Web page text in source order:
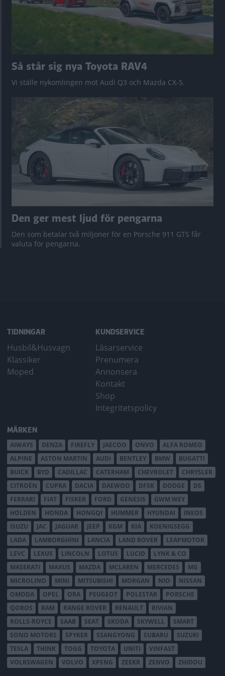
Så står sig nya Toyota RAV4
Vi ställe nykomlingen mot Audi Q3 och Mazda CX-5.
Den ger mest ljud för pengarna
Den som betalar två miljoner för en Porsche 911 GTS får
valuta för pengarna.
TIDNINGAR
Husbil&Husvagn
Klassiker
Moped
KUNDSERVICE
Läsarservice
Prenumera
Annonsera
Kontakt
Shop
Integritetspolicy
MÄRKEN
AIWAYS DENZA FIREFLY JAECOO ONVO
ALFA ROMEO
ALPINE
ASTON MARTIN AUDI BENTLEY BMW
BUGATTI
BUICK
BYD CADILLAC CATERHAM CHEVROLET
CHRYSLER
CITROËN
CUPRA DACIA DAEWOO DFSK DODGE
DS
FERRARI
FIAT FISKER FORD GENESIS
GWM WEY
HOLDEN
HONDA HONGQI HUMMER HYUNDAI
INEOS
ISUZU
JAC JAGUAR JEEP KGM KIA
KOENIGSEGG
LADA
LAMBORGHINI LANCIA LAND ROVER
LEAPMOTOR
LEVC
LEXUS LINCOLN LOTUS LUCID
LYNK & CO
MASERATI
MAXUS MAZDA MCLAREN MERCEDES
MG
MICROLINO
MINI MITSUBISHI MORGAN NIO
NISSAN
OMODA
OPEL ORA PEUGEOT POLESTAR
PORSCHE
QOROS
RAM RANGE ROVER RENAULT
RIVIAN
ROLLS-ROYCE
SAAB SEAT SKODA SKYWELL
SMART
SONO MOTORS
SPYKER SSANGYONG SUBARU
SUZUKI
TESLA
THINK TOGG TOYOTA UNITI
VINFAST
VOLKSWAGEN
VOLVO XPENG ZEEKR ZENVO ZHIDOU